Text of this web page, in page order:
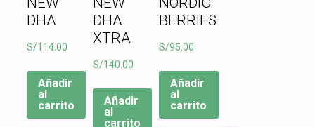
DHA
S/114.00
Añadir
al
carrito
DHA
XTRA
S/140.00
Añadir
al
carrito
BERRIES
S/95.00
Añadir
al
carrito